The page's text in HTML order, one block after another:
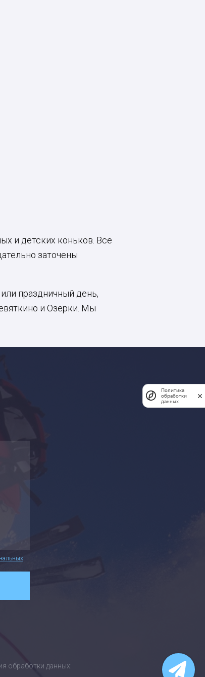
и детских коньков. Все
заточены
праздничный день,
и Озерки. Мы
обработки данных:
Политика
обработки
данных